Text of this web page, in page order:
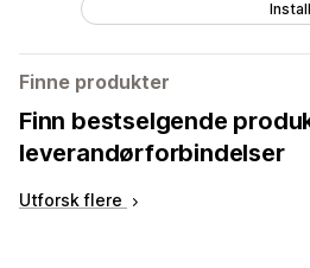
Finne produkter
Finn bestselgende
leverandørforbindelser
Utforsk flere